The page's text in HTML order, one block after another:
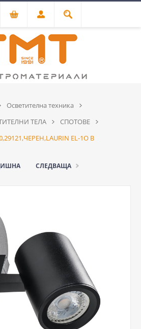
Осветителна техника
ТЕЛА
СПОТОВЕ
EL-1O B
СЛЕДВАЩА